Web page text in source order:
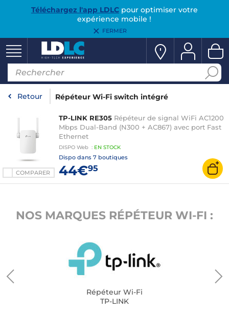
Téléchargez l'app LDLCpour optimiser votre
expérience mobile !
FERMER
Retour Répéteur Wi-Fi switch intégré
COMPARER
TP-LINK RE305 Répéteur de signal WiFi AC1200
Mbps Dual-Band (N300 + AC867) avec port Fast
Ethernet
DISPO Web : EN STOCK
Dispo dans 7 boutiques
44€95
NOS MARQUES RÉPÉTEUR WI-FI :
Répéteur Wi-Fi
TP-LINK